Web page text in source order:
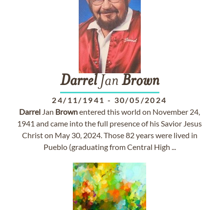
DarrelJan Brown
24/11/1941 - 30/05/2024
Darrel Jan Brownentered this world on November 24,
1941 and came into the full presence of his Savior Jesus
Christ on May 30, 2024. Those 82 years were lived in
Pueblo (graduating from Central High ...